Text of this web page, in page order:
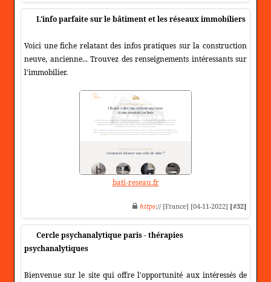
L'info parfaite sur le bâtiment et les réseaux immobiliers
Voici une fiche relatant des infos pratiques sur la construction
neuve, ancienne... Trouvez des renseignements intéressants sur
l'immobilier.
bati-reseau.fr
https:// [France] [04-11-2022] [#32]
Cercle psychanalytique paris - thérapies
psychanalytiques
Bienvenue sur le site qui offre l'opportunité aux intéressés de